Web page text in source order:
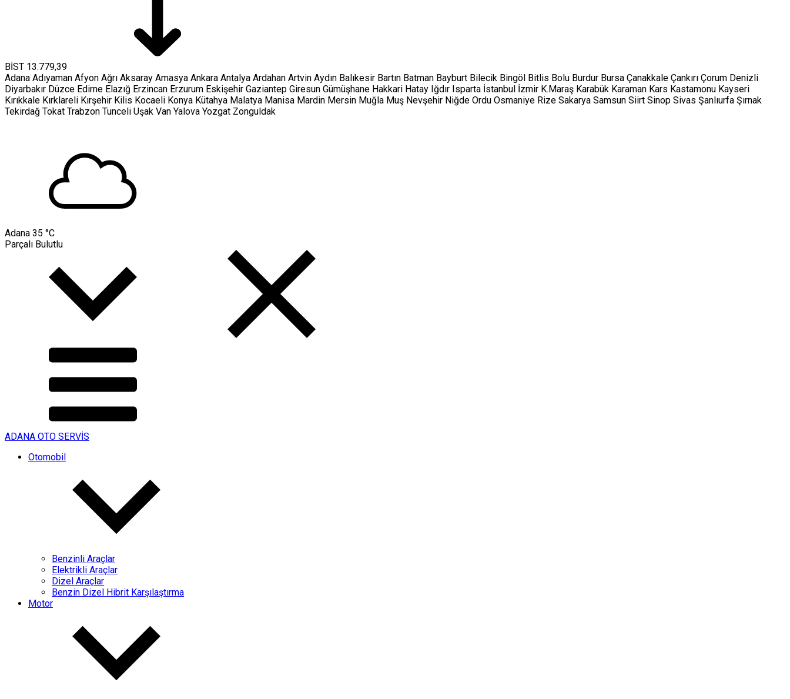
BİST 13.779,39
Adana Adıyaman Afyon Ağrı Aksaray Amasya Ankara Antalya Ardahan Artvin Aydın Balıkesir Bartın Batman Bayburt Bilecik Bingöl Bitlis Bolu Burdur Bursa Çanakkale Çankırı Çorum Denizli
Diyarbakır Düzce Edirne Elazığ Erzincan Erzurum Eskişehir Gaziantep Giresun Gümüşhane Hakkari Hatay Iğdır Isparta İstanbul İzmir K.Maraş Karabük Karaman Kars Kastamonu Kayseri
Kırıkkale Kırklareli Kırşehir Kilis Kocaeli Konya Kütahya Malatya Manisa Mardin Mersin Muğla Muş Nevşehir Niğde Ordu Osmaniye Rize Sakarya Samsun Siirt Sinop Sivas Şanlıurfa Şırnak
Tekirdağ Tokat Trabzon Tunceli Uşak Van Yalova Yozgat Zonguldak
Adana 35 °C
Parçalı Bulutlu
ADANA OTO SERVİS
Otomobil
Benzinli Araçlar
Elektrikli Araçlar
Dizel Araçlar
Benzin Dizel Hibrit Karşılaştırma
Motor